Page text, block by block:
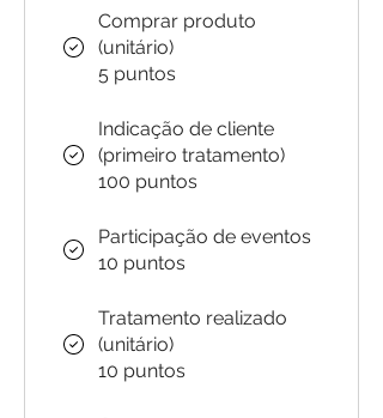
Comprar produto
(unitário)
5 puntos
Indicação de cliente
(primeiro tratamento)
100 puntos
Participação de eventos
10 puntos
Tratamento realizado
(unitário)
10 puntos